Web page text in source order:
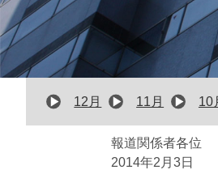
12月 11月 10
報道関係者各位
2014年2月3日